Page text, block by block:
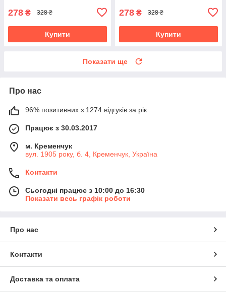
278 ₴ 328 ₴
Купити
278 ₴ 328 ₴
Купити
Показати ще
Про нас
96% позитивних з 1274 відгуків за рік
Працює з 30.03.2017
м. Кременчук
вул. 1905 року, б. 4, Кременчук, Україна
Контакти
Сьогодні працює з 10:00 до 16:30
Показати весь графік роботи
Про нас
Контакти
Доставка та оплата